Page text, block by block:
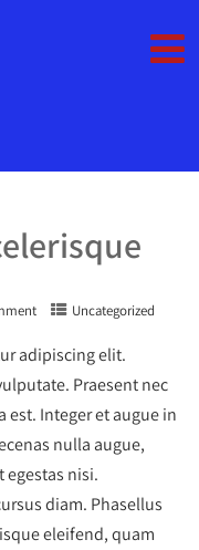
Uncategorized
adipiscing elit.
Praesent nec
Integer et augue in
nulla augue,
egestas nisi.
diam. Phasellus
eleifend, quam